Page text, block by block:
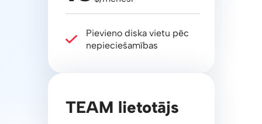
Pievieno diska vietu pēc
nepieciešamības
TEAM lietotājs